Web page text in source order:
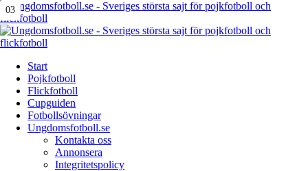
Menu
Search
Menu
Start
Pojkfotboll
Flickfotboll
Cupguiden
Fotbollsövningar
Ungdomsfotboll.se
Kontakta oss
Annonsera
Integritetspolicy
01
02
03